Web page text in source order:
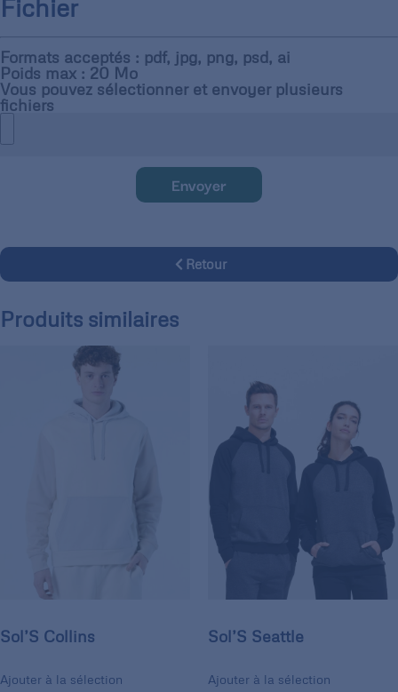
Fichier
Formats acceptés : pdf, jpg, png, psd, ai
Poids max : 20 Mo
Vous pouvez sélectionner et envoyer plusieurs
fichiers
Envoyer
Retour
Produits similaires
Sol’S Collins
Ajouter à la sélection
Sol’S Seattle
Ajouter à la sélection